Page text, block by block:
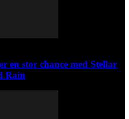
en stor chance med Stellar
Rain